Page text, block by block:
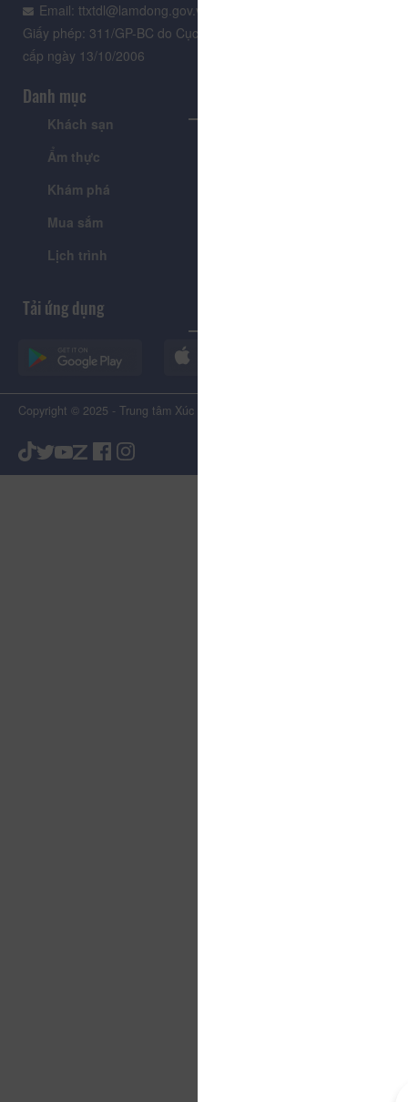
Email: ttxtdl@lamdong.gov.vn
Giấy phép: 311/GP-BC do Cục Báo chí - Bộ Văn hóa Thông tin
cấp ngày 13/10/2006
Danh mục
Khách sạn
Ẩm thực
Khám phá
Mua sắm
Lịch trình
Tải ứng dụng
Copyright © 2025 - Trung tâm Xúc tiến Du lịch Tỉnh Lâm Đồng